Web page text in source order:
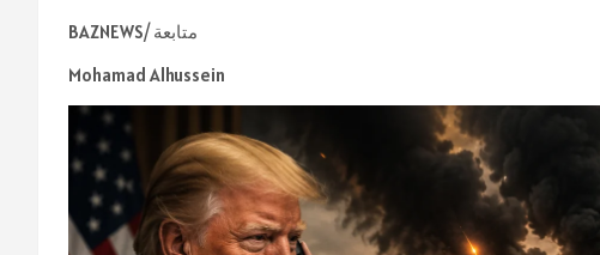
BAZNEWS/ متابعة
Mohamad Alhussein